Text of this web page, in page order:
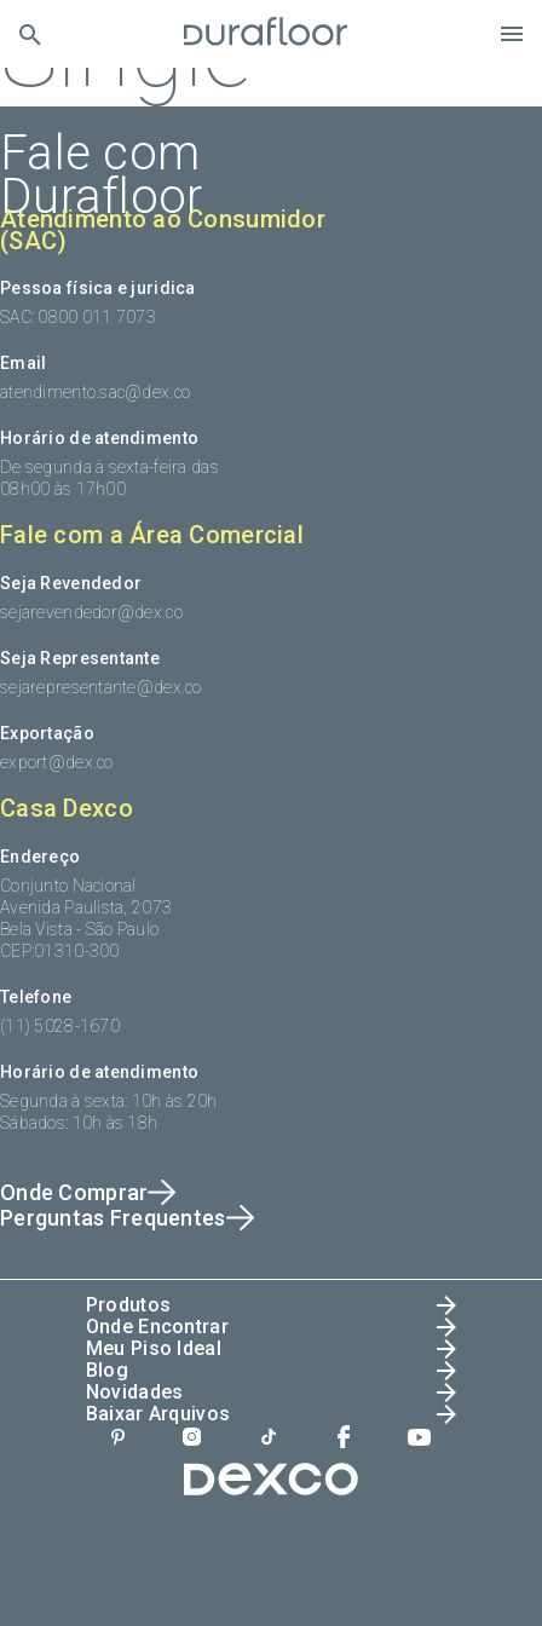
Single
Fale com
Durafloor
Atendimento ao Consumidor
(SAC)
Pessoa física e juridica
SAC: 0800 011 7073
Email
atendimento.sac@dex.co
Horário de atendimento
De segunda à sexta-feira das
08h00 às 17h00
Fale com a Área Comercial
Seja Revendedor
sejarevendedor@dex.co
Seja Representante
sejarepresentante@dex.co
Exportação
export@dex.co
Casa Dexco
Endereço
Conjunto Nacional
Avenida Paulista, 2073
Bela Vista - São Paulo
CEP:01310-300
Telefone
(11) 5028-1670
Horário de atendimento
Segunda à sexta: 10h às 20h
Sábados: 10h às 18h
Onde Comprar
Perguntas Frequentes
Produtos
Onde Encontrar
Meu Piso Ideal
Blog
Novidades
Baixar Arquivos